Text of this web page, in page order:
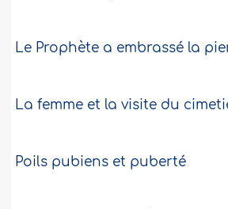
Le Prophète a embrassé la
La femme et la visite du
Poils pubiens et puberté